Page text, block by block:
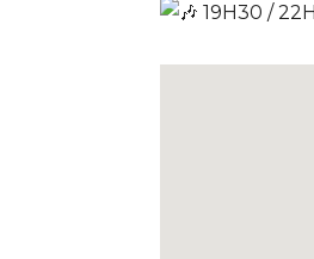
19H30 /